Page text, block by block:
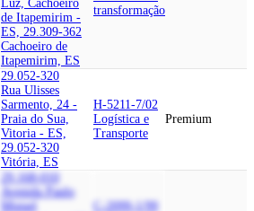
Luz, Cachoeiro
de Itapemirim -
ES, 29.309-362
Cachoeiro de
Itapemirim, ES
transformação
29.052-320
Rua Ulisses
Sarmento, 24 -
Praia do Sua,
Vitoria - ES,
29.052-320
Vitória, ES
H-5211-7/02
Logística e
Transporte
Premium
29.168-010
Avenida Paulo
Miguel
C-2099-1/99